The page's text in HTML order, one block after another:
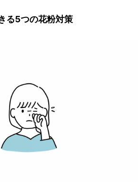
る5つの花粉対策